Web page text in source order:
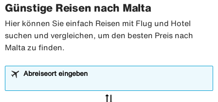
Günstige Reisen nach Malta
Hier können Sie einfach Reisen mit Flug und Hotel
suchen und vergleichen, um den besten Preis nach
Malta zu finden.
Abreiseort eingeben
sync_alt